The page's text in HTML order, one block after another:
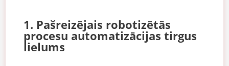
1. Pašreizējais robotizētās
procesu automatizācijas tirgus
lielums